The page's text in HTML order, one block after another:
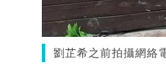
劉芷希之前拍攝網絡